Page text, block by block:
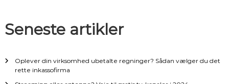
s
Seneste artikler
Oplever din virksomhed ubetalte regninger? Sådan vælger du det
rette inkassofirma